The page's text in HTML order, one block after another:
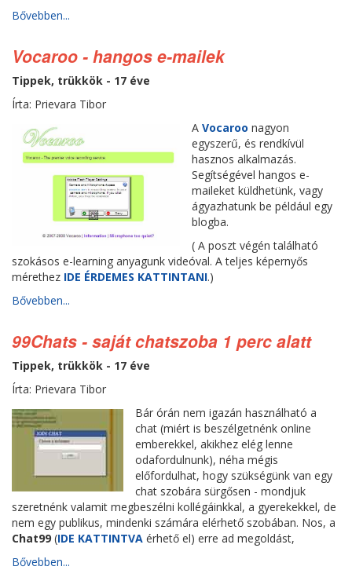
Bővebben...
Vocaroo - hangos e-mailek
Tippek, trükkök - 17 éve
Írta: Prievara Tibor
A Vocaroo nagyon
egyszerű, és rendkívül
hasznos alkalmazás.
Segítségével hangos e-
maileket küldhetünk, vagy
ágyazhatunk be például egy
blogba.
( A poszt végén található
szokásos e-learning anyagunk videóval. A teljes képernyős
mérethez IDE ÉRDEMES KATTINTANI.)
Bővebben...
99Chats - saját chatszoba 1 perc alatt
Tippek, trükkök - 17 éve
Írta: Prievara Tibor
Bár órán nem igazán használható a
chat (miért is beszélgetnénk online
emberekkel, akikhez elég lenne
odafordulnunk), néha mégis
előfordulhat, hogy szükségünk van egy
chat szobára sürgősen - mondjuk
szeretnénk valamit megbeszélni kollégáinkkal, a gyerekekkel, de
nem egy publikus, mindenki számára elérhető szobában. Nos, a
Chat99 (IDE KATTINTVA érhető el) erre ad megoldást,
Bővebben...